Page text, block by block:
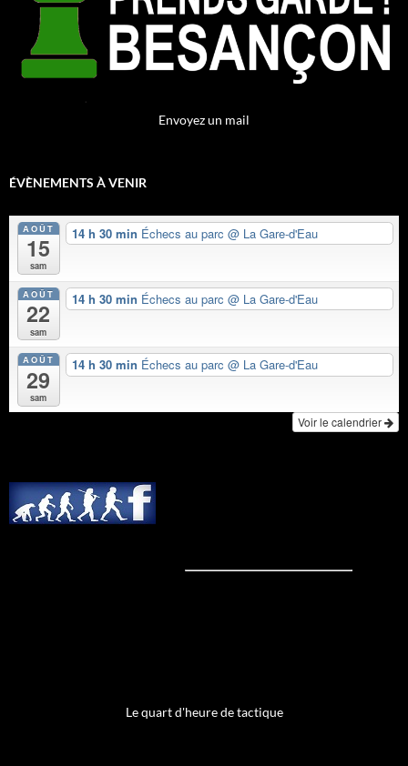
Envoyez un mail
ÉVÈNEMENTS À VENIR
AOÛT
15
sam
14 h 30 min Échecs au parc @ La Gare-d'Eau
AOÛT
22
sam
14 h 30 min Échecs au parc @ La Gare-d'Eau
AOÛT
29
sam
14 h 30 min Échecs au parc @ La Gare-d'Eau
Voir le calendrier
Le quart d'heure de tactique